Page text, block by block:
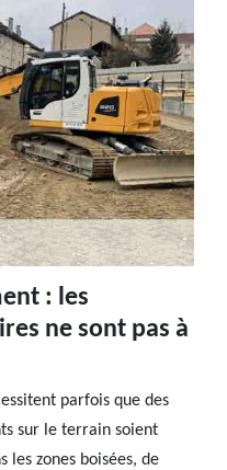
: les
ne sont pas à
parfois que des
sur le terrain soient
les zones boisées, de